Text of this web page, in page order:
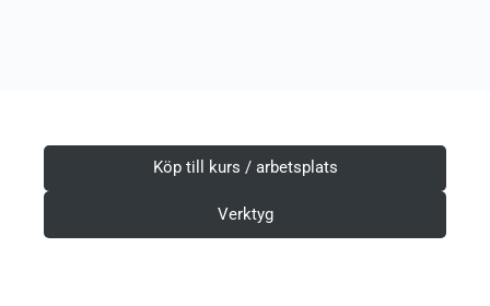
Köp till kurs / arbetsplats
Verktyg